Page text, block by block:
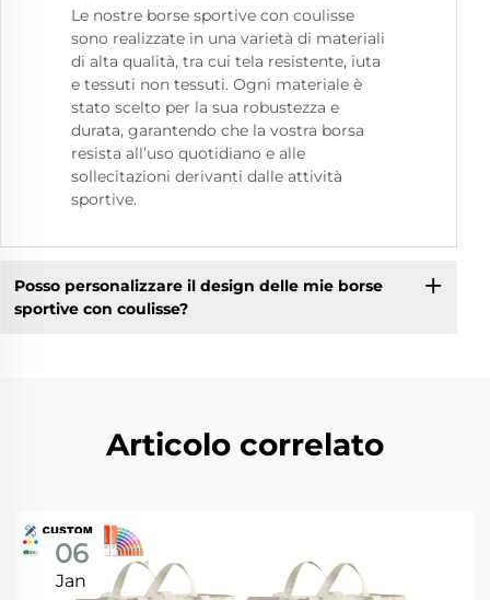
Le nostre borse sportive con coulisse
sono realizzate in una varietà di materiali
di alta qualità, tra cui tela resistente, iuta
e tessuti non tessuti. Ogni materiale è
stato scelto per la sua robustezza e
durata, garantendo che la vostra borsa
resista all’uso quotidiano e alle
sollecitazioni derivanti dalle attività
sportive.
Posso personalizzare il design delle mie borse
sportive con coulisse?
Articolo correlato
06
Jan